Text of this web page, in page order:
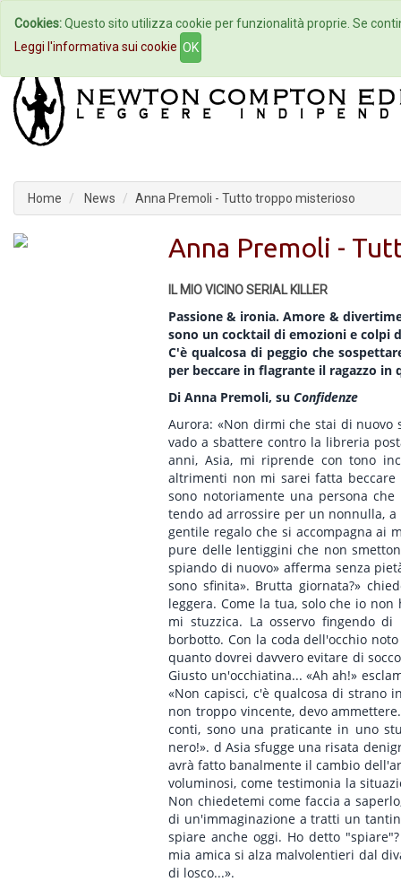
Home Autori Eventi
Home News Anna Premoli - Tutto troppo misterioso
Anna Premoli -
IL MIO VICINO SERIAL KILLER
Passione & ironia. Amore &
sono un cocktail di emozioni e colpi
C'è qualcosa di peggio che
per beccare in flagrante il ragazzo
Di Anna Premoli, suConfidenze
Aurora: «Non dirmi che stai di nuovo
vado a sbattere contro la libreria
anni, Asia, mi riprende con tono
altrimenti non mi sarei fatta beccare
sono notoriamente una persona
tendo ad arrossire per un nonnulla,
gentile regalo che si accompagna ai
pure delle lentiggini che non
spiando di nuovo» afferma senza
sono sfinita». Brutta giornata?»
leggera. Come la tua, solo che io
mi stuzzica. La osservo fingendo
borbotto. Con la coda dell'occhio
quanto dovrei davvero evitare di
Giusto un'occhiatina... «Ah ah!»
«Non capisci, c'è qualcosa di strano
non troppo vincente, devo
conti, sono una praticante in uno
nero!». d Asia sfugge una risata
avrà fatto banalmente il cambio
voluminosi, come testimonia la
Non chiedetemi come faccia a
di un'immaginazione a tratti un
spiare anche oggi. Ho detto
mia amica si alza malvolentieri dal
di losco...».
Cookies:Questo sito utilizza cookie per funzionalità proprie. Se
Leggi l'informativa sui cookie OK